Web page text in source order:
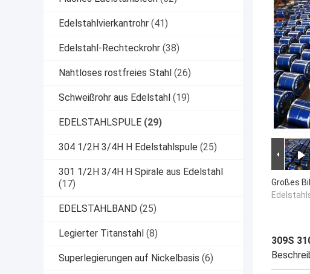
Edelstahlvierkantrohr (41)
Edelstahl-Rechteckrohr (38)
Nahtloses rostfreies Stahl (26)
Schweißrohr aus Edelstahl (19)
EDELSTAHLSPULE (29)
304 1/2H 3/4H H Edelstahlspule (25)
301 1/2H 3/4H H Spirale aus Edelstahl
(17)
EDELSTAHLBAND (25)
Legierter Titanstahl (8)
Superlegierungen auf Nickelbasis (6)
Großes
309S